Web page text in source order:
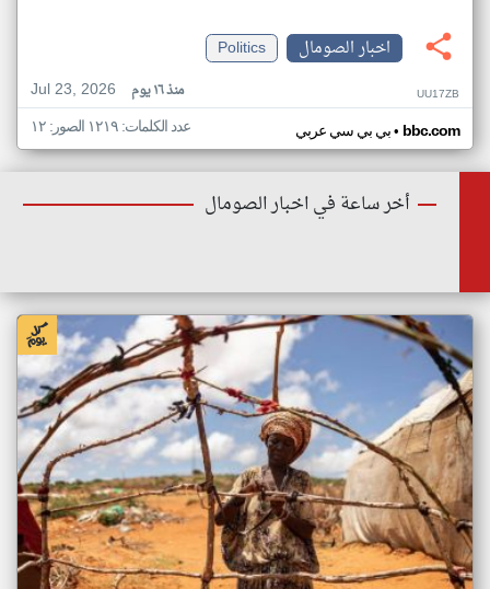
اخبار الصومال
Politics
Jul 23, 2026
منذ ١٦ يوم UU17ZB
بي بي سي عربي• bbc.com عدد الكلمات: ١٢١٩ الصور: ١٢
أخر ساعة في اخبار الصومال